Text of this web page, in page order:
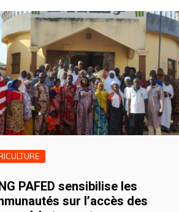
PAFED sensibilise les
sur l’accès des